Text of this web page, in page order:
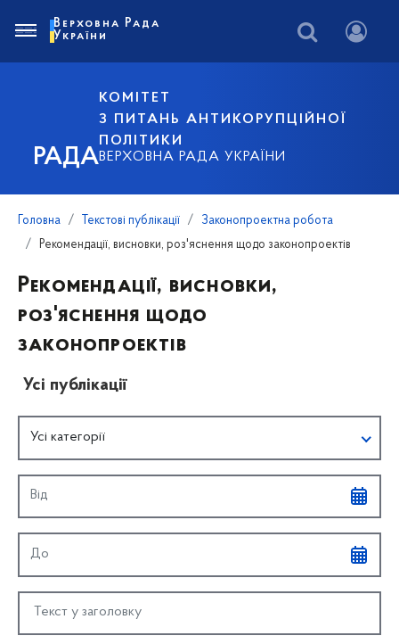
РАДА
КОМІТЕТ
З ПИТАНЬ АНТИКОРУПЦІЙНОЇ
ПОЛІТИКИ
ВЕРХОВНА РАДА УКРАЇНИ
Верховна Рада
України
Головна Текстові публікації
Законопроектна робота
Рекомендації, висновки, роз'яснення щодо законопроектів
Рекомендації, висновки,
роз'яснення щодо
законопроектів
Усі публікації
Усі категорії